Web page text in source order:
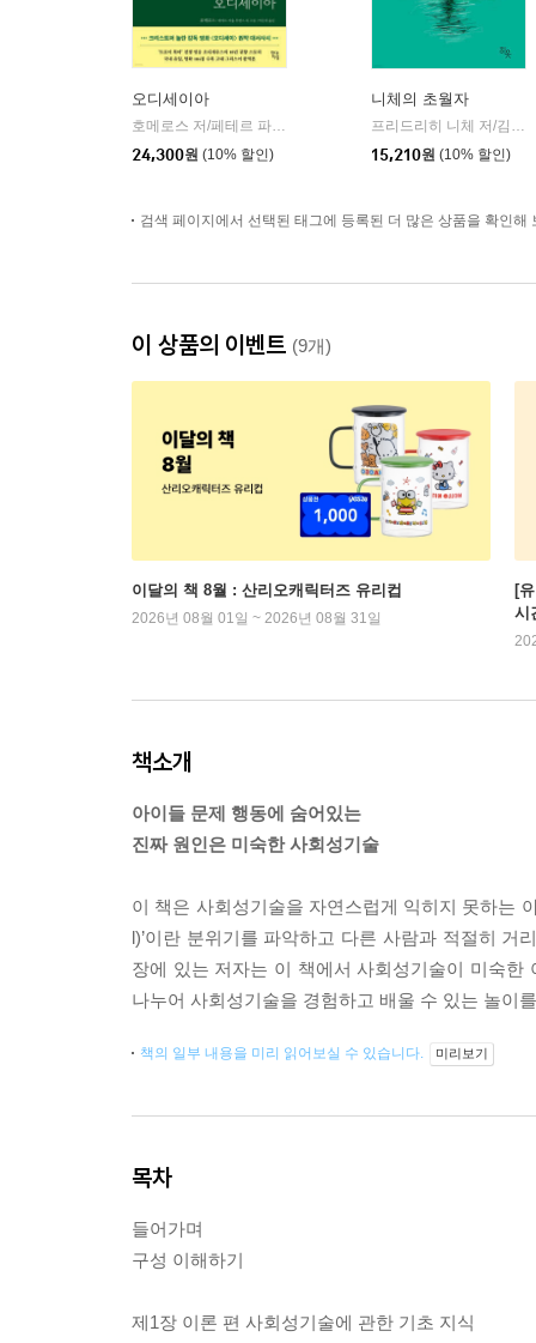
오디세이아
호메로스 저/페테르 파울 루벤스 그림/박문재 역 |
현대지성
24,300원 (10% 할인)
니체의 초월자
프리드리히 니체 저/김철 편역
15,210원 (10% 할인)
검색 페이지에서 선택된 태그에 등록된 더 많은 상품을 확인해
이 상품의 이벤트 (9개)
이달의 책 8월 : 산리오캐릭터즈 유리컵
2026년 08월 01일 ~ 2026년 08월 31일
[
시
책소개
아이들 문제 행동에 숨어있는
진짜 원인은 미숙한 사회성기술
이 책은 사회성기술을 자연스럽게 익히지 못하는
l)’이란 분위기를 파악하고 다른 사람과 적절히
장에 있는 저자는 이 책에서 사회성기술이 미숙
나누어 사회성기술을 경험하고 배울 수 있는 놀이
책의 일부 내용을 미리 읽어보실 수 있습니다. 미리보기
목차
들어가며
구성 이해하기
제1장 이론 편 사회성기술에 관한 기초 지식